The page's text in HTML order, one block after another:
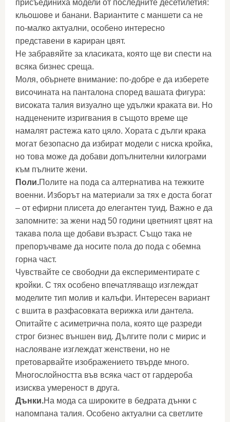
присъединиха модели от последните десетилетия:
кльошове и банани. Вариантите с маншети са не
по-малко актуални, особено интересно
представени в кариран цвят.
Не забравяйте за класиката, която ще ви спести на
всяка бизнес среща.
Моля, обърнете внимание: по-добре е да изберете
височината на панталона според вашата фигура:
високата талия визуално ще удължи краката ви. Но
надценените изригвания в същото време ще
намалят растежа като цяло. Хората с дълги крака
могат безопасно да избират модели с ниска кройка,
но това може да добави допълнителни килограми
към пълните жени.
Поли.Полите на пода са алтернатива на тежките
военни. Изборът на материали за тях е доста богат
– от ефирни плисета до елегантен туид. Важно е да
запомните: за жени над 50 години цветният цвят на
такава пола ще добави възраст. Също така не
препоръчваме да носите пола до пода с обемна
горна част.
Чувствайте се свободни да експериментирате с
кройки. С тях особено впечатляващо изглеждат
моделите тип молив и калъфи. Интересен вариант
с вшита в разфасовката верижка или дантела.
Опитайте с асиметрична пола, която ще разреди
строг бизнес външен вид. Дългите поли с мирис и
наслояване изглеждат женствени, но не
претоварвайте изображението твърде много.
Многослойността във всяка част от гардероба
изисква умереност в друга.
Дънки.На мода са широките в бедрата дънки с
напомпана талия. Особено актуални са светлите